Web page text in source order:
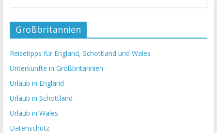
Großbritannien
Reisetipps für England, Schottland und Wales
Unterkünfte in Großbritannien
Urlaub in England
Urlaub in Schottland
Urlaub in Wales
Datenschutz